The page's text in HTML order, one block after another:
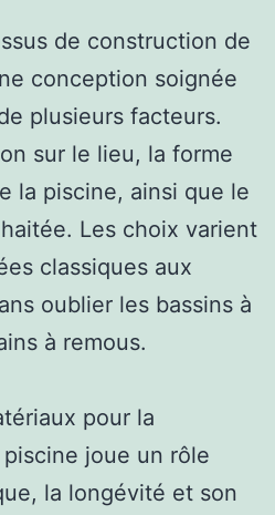
de construction de
conception soignée
plusieurs facteurs.
sur le lieu, la forme
la piscine, ainsi que le
Les choix varient
classiques aux
oublier les bassins à
à remous.
pour la
joue un rôle
la longévité et son